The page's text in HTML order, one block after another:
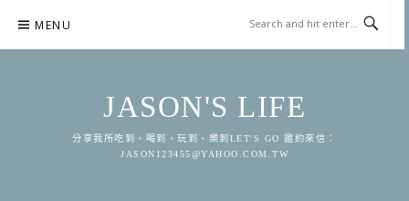
content
MENU
JASON'S LIFE
分享我所吃到、喝到、玩到、樂到LET'S GO 邀約來信：
JASON123455@YAHOO.COM.TW